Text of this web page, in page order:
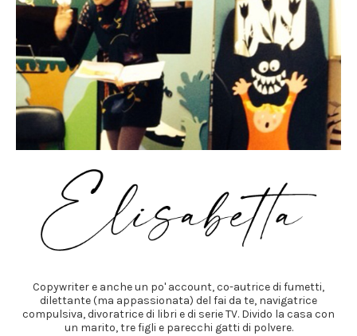
Copywriter e anche un po' account, co-autrice di fumetti,
dilettante (ma appassionata) del fai da te, navigatrice
compulsiva, divoratrice di libri e di serie TV. Divido la casa con
un marito, tre figli e parecchi gatti di polvere.